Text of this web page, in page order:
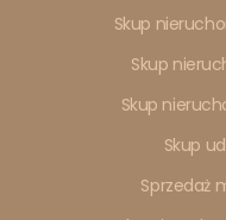
Skup
Skup
Skup
Skup
Sprzedaż